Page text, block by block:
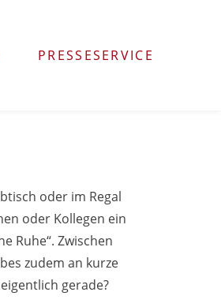
PRESSESERVICE
oder im Regal
oder Kollegen ein
Ruhe“. Zwischen
zudem an kurze
gerade?